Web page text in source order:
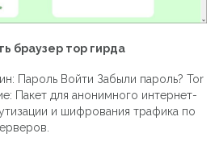
браузер тор гирда
Пароль Войти Забыли пароль? Tor
Пакет для анонимного интернет-
и шифрования трафика по